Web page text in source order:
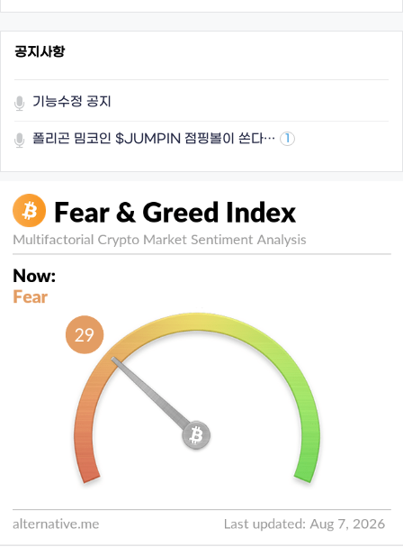
공지사항
기능수정 공지
폴리곤 밈코인 $JUMPIN 점핑볼이 쏜다… 1